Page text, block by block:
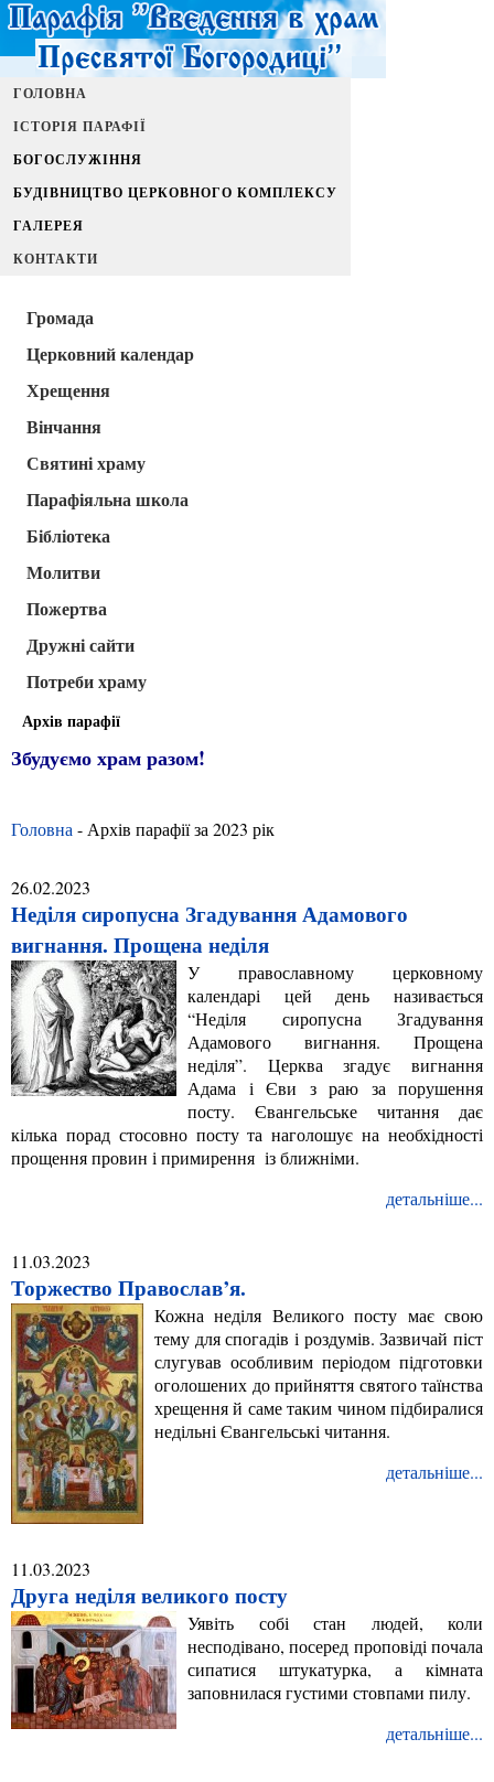
ГОЛОВНА
ІСТОРІЯ ПАРАФІЇ
БОГОСЛУЖІННЯ
БУДІВНИЦТВО ЦЕРКОВНОГО КОМПЛЕКСУ
ГАЛЕРЕЯ
КОНТАКТИ
Громада
Церковний календар
Хрещення
Вінчання
Святині храму
Парафіяльна школа
Бібліотека
Молитви
Пожертва
Дружні сайти
Потреби храму
Архів парафії
Збудуємо храм разом!
Головна - Архів парафії за 2023 рік
26.02.2023
Неділя сиропусна Згадування Адамового
вигнання. Прощена неділя
У православному церковному
календарі цей день називається
“Неділя сиропусна Згадування
Адамового вигнання. Прощена
неділя”. Церква згадує вигнання
Адама і Єви з раю за порушення
посту. Євангельське читання дає
кілька порад стосовно посту та наголошує на необхідності
прощення провин і примирення із ближніми.
детальніше...
11.03.2023
Торжество Православ’я.
Кожна неділя Великого посту має свою
тему для спогадів і роздумів. Зазвичай піст
слугував особливим періодом підготовки
оголошених до прийняття святого таїнства
хрещення й саме таким чином підбиралися
недільні Євангельські читання.
детальніше...
11.03.2023
Друга неділя великого посту
Уявіть собі стан людей, коли
несподівано, посеред проповіді почала
сипатися штукатурка, а кімната
заповнилася густими стовпами пилу.
детальніше...